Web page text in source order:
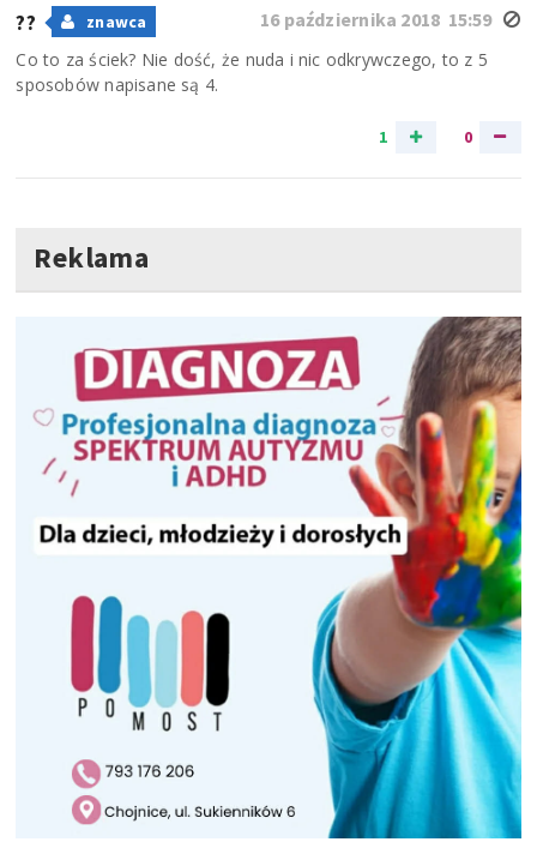
16 października 2018 15:59
?? znawca
Co to za ściek? Nie dość, że nuda i nic odkrywczego, to z 5
sposobów napisane są 4.
1 0
Reklama